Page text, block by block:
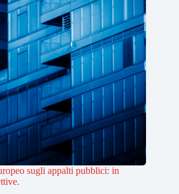
sugli appalti pubblici: in